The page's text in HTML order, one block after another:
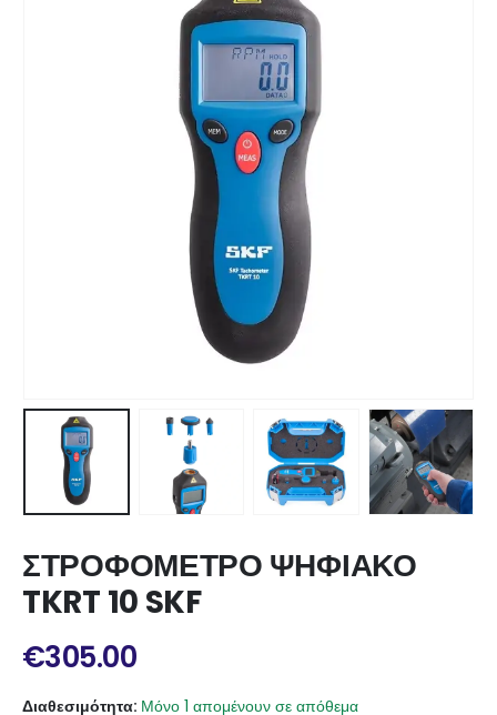
ΣΤΡΟΦΟΜΕΤΡΟ ΨΗΦΙΑΚΟ
TKRT 10 SKF
€305.00
Διαθεσιμότητα: Μόνο 1 απομένουν σε απόθεμα